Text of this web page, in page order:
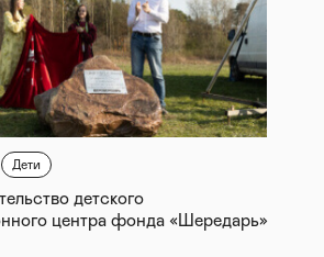
Дети
детского
центра фонда «Шередарь»